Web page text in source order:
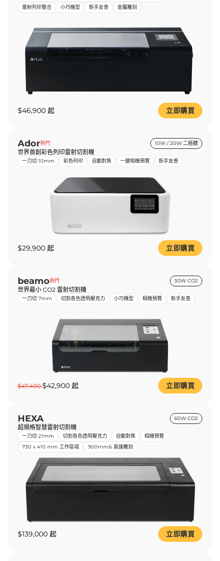
雷射列印整合
小巧機型 新手友善 金屬雕刻
$46,900 起 立即購買
Ador熱門 10W / 20W 二極體
世界首創彩色列印雷射切割機
一刀切 10mm 彩色列印 自動對焦 一鍵相機預覽 新手友善
$29,900 起 立即購買
beamo熱門 30W CO2
世界最小 CO2 雷射切割機
一刀切 7mm 切割各色透明壓克力 小巧機型 相機預覽 新手友善
$47,400$42,900 起 立即購買
HEXA 60W CO2
超規格智慧雷射切割機
一刀切 21mm 切割各色透明壓克力 自動對焦
相機預覽
730 x 410 mm 工作區域
900mm/s 高速雕刻
$139,000 起 立即購買